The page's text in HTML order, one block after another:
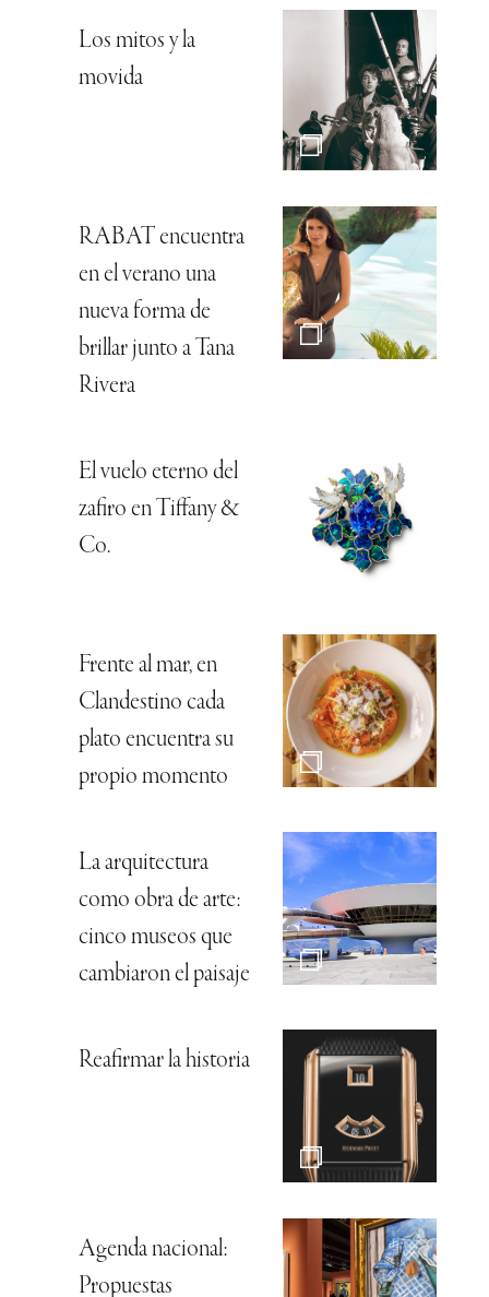
Los mitos y la
movida
RABAT encuentra
en el verano una
nueva forma de
brillar junto a Tana
Rivera
El vuelo eterno del
zafiro en Tiffany &
Co.
Frente al mar, en
Clandestino cada
plato encuentra su
propio momento
La arquitectura
como obra de arte:
cinco museos que
cambiaron el paisaje
Reafirmar la historia
Agenda nacional:
Propuestas